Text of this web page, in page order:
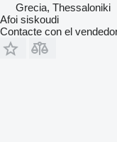
Grecia, Thessaloniki
Afoi siskoudi
Contacte con el